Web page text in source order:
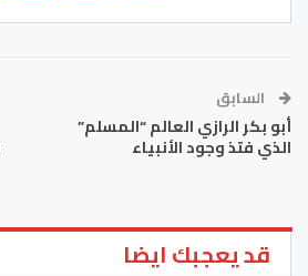
السابق
أبو بكر الرازي العالم “المسلم”
الذي فتذ وجود الأنبياء
قد يعجبك ايضا